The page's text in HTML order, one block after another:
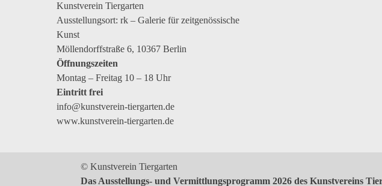
Anfrage
Archivübersicht
Ausstellungen
Schlagwörter
Kunstverein Tiergarten
Ausstellungsort: rk – Galerie für zeitgenössische
Kunst
Möllendorffstraße 6, 10367 Berlin
Öffnungszeiten
Montag – Freitag 10 – 18 Uhr
Eintritt frei
info@kunstverein-tiergarten.de
www.kunstverein-tiergarten.de
© Kunstverein Tiergarten
Das Ausstellungs- und Vermittlungsprogramm 2026 des Kunstvereins